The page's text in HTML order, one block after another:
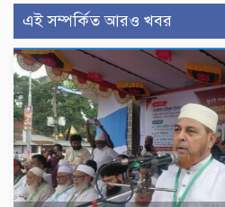
এই সম্পর্কিত আরও খবর